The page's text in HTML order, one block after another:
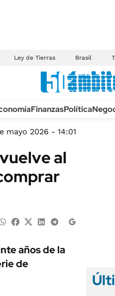
Ley de Tierras Brasil
TECNOLOGÍA
MÉXICO
MUNDO
INFORMACIÓN GENERAL
AUTOS
FinanzasPolítica
mayo 2026 - 14:01
al
años de la
de